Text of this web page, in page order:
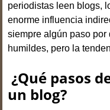
periodistas leen blogs,
enorme influencia
siempre algún paso por
humildes, pero la
¿Qué pasos
un blog?